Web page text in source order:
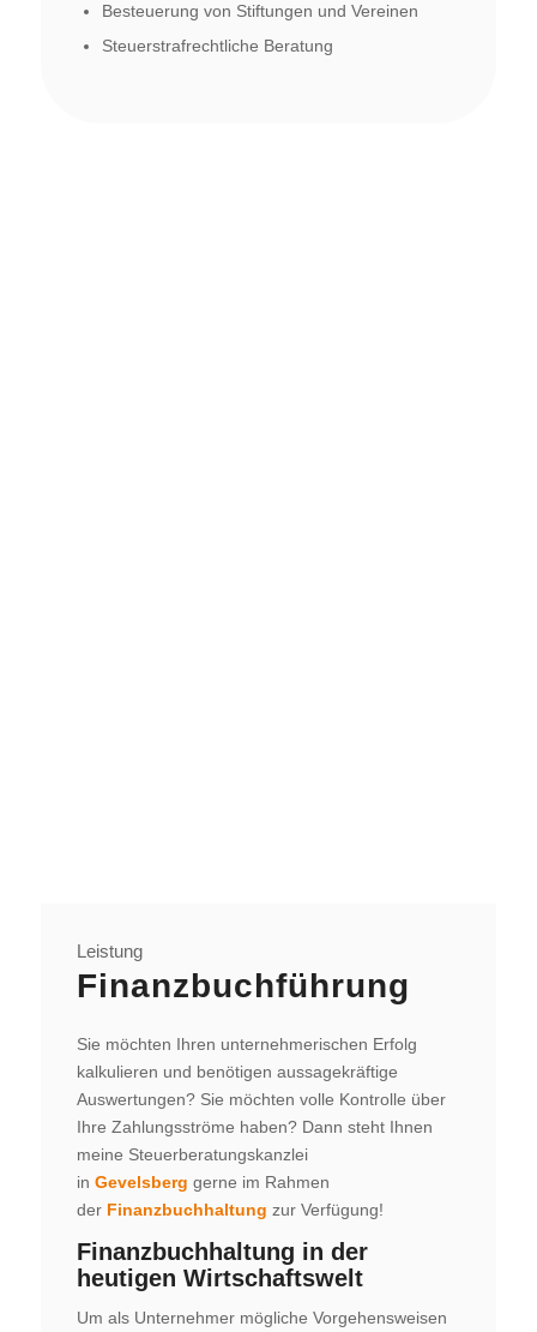
Besteuerung von Stiftungen und Vereinen
Steuerstrafrechtliche Beratung
Leistung
Finanzbuchführung
Sie möchten Ihren unternehmerischen Erfolg
kalkulieren und benötigen aussagekräftige
Auswertungen? Sie möchten volle Kontrolle über
Ihre Zahlungsströme haben? Dann steht Ihnen
meine Steuerberatungskanzlei
in Gevelsberg gerne im Rahmen
der Finanzbuchhaltung zur Verfügung!
Finanzbuchhaltung in der
heutigen Wirtschaftswelt
Um als Unternehmer mögliche Vorgehensweisen